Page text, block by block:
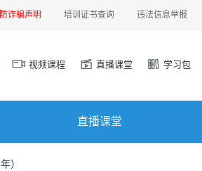
防诈骗声明 培训证书查询 违法信息举报
视频课程 直播课堂 学习包
直播课堂
）